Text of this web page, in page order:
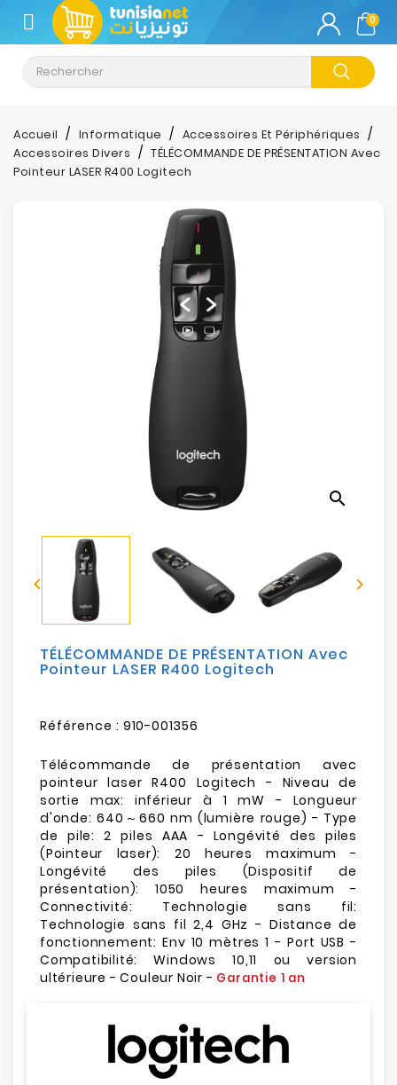
CATÉGORIE
Climatisation
Informatique
Téléphonie
Sécurité
Mobilités
Loisirs
0
Accueil Informatique
Accessoires Et Périphériques
Accessoires Divers
TÉLÉCOMMANDE DE PRÉSENTATION Avec
Pointeur LASER R400 Logitech
search
 
TÉLÉCOMMANDE DE PRÉSENTATION Avec
Pointeur LASER R400 Logitech
Référence : 910-001356
Télécommande de présentation avec
pointeur laser R400 Logitech - Niveau de
sortie max: inférieur à 1 mW - Longueur
d'onde: 640～660 nm (lumière rouge) - Type
de pile: 2 piles AAA - Longévité des piles
(Pointeur laser): 20 heures maximum -
Longévité des piles (Dispositif de
présentation): 1050 heures maximum -
Connectivité: Technologie sans fil:
Technologie sans fil 2,4 GHz - Distance de
fonctionnement: Env 10 mètres 1 - Port USB -
Compatibilité: Windows 10,11 ou version
ultérieure - Couleur Noir - Garantie 1 an